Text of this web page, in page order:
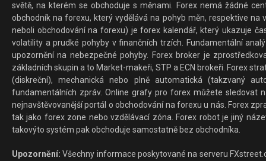
světě, na kterém se obchoduje s měnami. Forex nemá žádné
obchodník na forexu, který vydělává na pohyb měn, respektive
neboli obchodování na forexu) je forex kalendář, který ukazuje
volatility a prudké pohyby v finančních trzích. Fundamentální
upozornění na nebezpečné pohyby. Forex broker je
základních skupin a to Market-makeři, STP a ECN brokeři. Forex
(diskreční), mechanická nebo plně automatická (takzvaný
fundamentálních zpráv. Online grafy pro forex můžete sledovat
nejnavštěvovanější portál o obchodování na forexu u nás. Forex
tak jako forex zone nebo vzdělávací zóna. Forex robot je jiný
takovýto systém pak obchoduje samostatně bez obchodníka.
Upozornění: Všechny informace poskytované na serveru